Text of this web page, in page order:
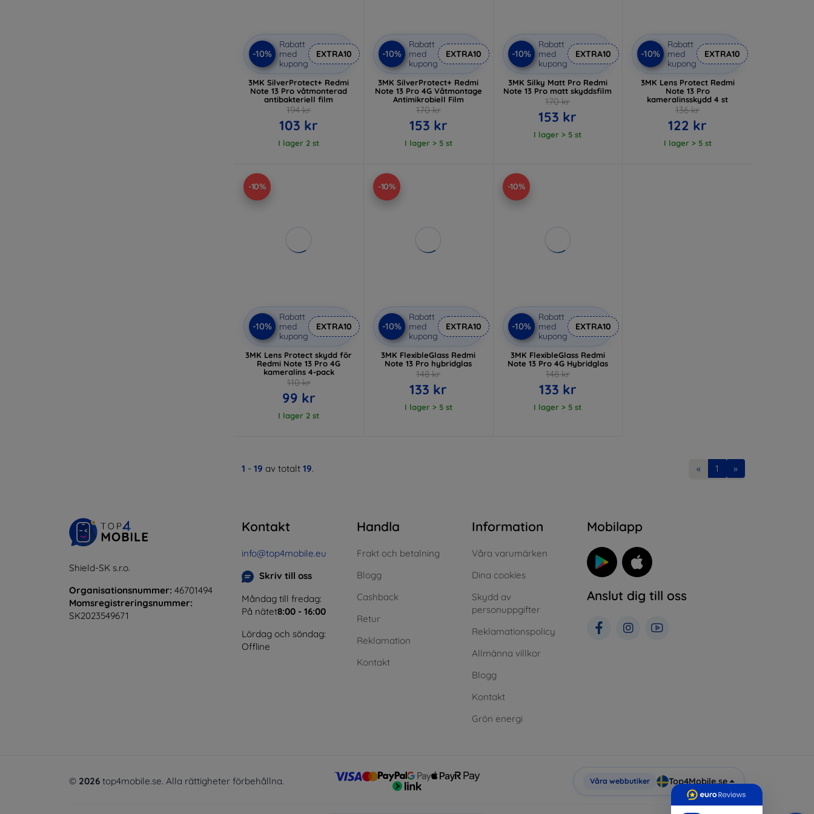
-10%
Rabatt
med
kupong
EXTRA10
3MK SilverProtect+ Redmi
Note 13 Pro våtmonterad
antibakteriell film
194 kr
103 kr
I lager 2 st
-10%
Rabatt
med
kupong
EXTRA10
3MK SilverProtect+ Redmi
Note 13 Pro 4G Våtmontage
Antimikrobiell Film
170 kr
153 kr
I lager > 5 st
-10%
Rabatt
med
kupong
EXTRA10
3MK Silky Matt Pro Redmi
Note 13 Pro matt skyddsfilm
170 kr
153 kr
I lager > 5 st
-10%
Rabatt
med
kupong
EXTRA10
3MK Lens Protect Redmi
Note 13 Pro
kameralinsskydd 4 st
136 kr
122 kr
I lager > 5 st
-10%
-10%
Rabatt
med
kupong
EXTRA10
3MK Lens Protect skydd för
Redmi Note 13 Pro 4G
kameralins 4-pack
110 kr
99 kr
I lager 2 st
-10%
-10%
Rabatt
med
kupong
EXTRA10
3MK FlexibleGlass Redmi
Note 13 Pro hybridglas
148 kr
133 kr
I lager > 5 st
-10%
-10%
Rabatt
med
kupong
EXTRA10
3MK FlexibleGlass Redmi
Note 13 Pro 4G Hybridglas
148 kr
133 kr
I lager > 5 st
1 - 19 av totalt 19. « 1 »
Shield-SK s.r.o.
Organisationsnummer: 46701494
Momsregistreringsnummer:
SK2023549671
Kontakt
info@top4mobile.eu
Skriv till oss
Måndag till fredag:
På nätet8:00 - 16:00
Lördag och söndag:
Offline
Handla
Frakt och betalning
Blogg
Cashback
Retur
Reklamation
Kontakt
Information
Våra varumärken
Dina cookies
Skydd av
personuppgifter
Reklamationspolicy
Allmänna villkor
Blogg
Kontakt
Grön energi
Mobilapp
Anslut dig till oss
© 2026 top4mobile.se. Alla rättigheter förbehållna. Våra webbutiker Top4Mobile.se